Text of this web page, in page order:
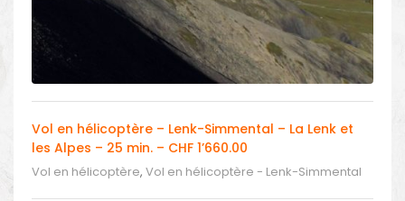
Vol en hélicoptère – Lenk-Simmental – La Lenk et
les Alpes – 25 min. – CHF 1’660.00
Vol en hélicoptère, Vol en hélicoptère - Lenk-Simmental